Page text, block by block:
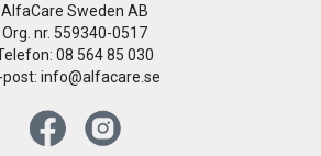
AlfaCare Sweden AB
Org. nr. 559340-0517
08 564 85 030
post: info@alfacare.se